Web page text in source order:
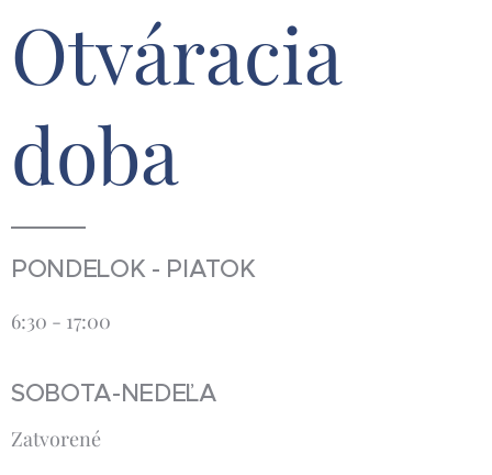
Otváracia
doba
PONDELOK - PIATOK
6:30 - 17:00
SOBOTA-NEDEĽA
Zatvorené